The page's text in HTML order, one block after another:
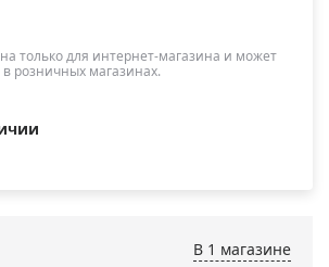
только для интернет-магазина и может
розничных магазинах.
В 1 магазинe